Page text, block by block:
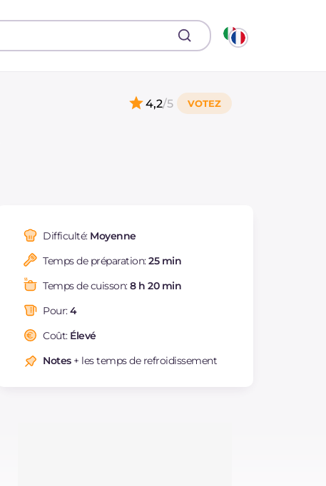
4,2/5
Difficulté: Moyenne
Temps de préparation:25 min
Temps de cuisson:8 h 20 min
Pour:4
Coût: Élevé
Notes+ les temps de refroidissement